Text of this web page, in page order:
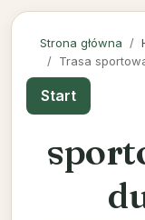
Strona główna
Trasa
Start